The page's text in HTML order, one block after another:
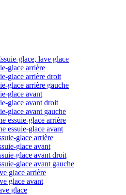
glace, lave glace
glace arrière
glace arrière droit
glace arrière gauche
glace avant
glace avant droit
glace avant gauche
essuie-glace arrière
essuie-glace avant
glace arrière
glace avant
glace avant droit
glace avant gauche
glace arrière
glace avant
glace